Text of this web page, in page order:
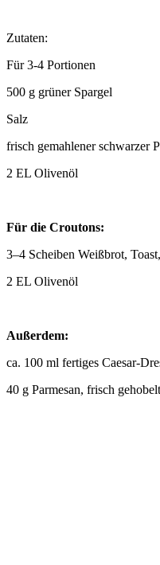
Zutaten:
Für 3-4 Portionen
500 g grüner Spargel
Salz
frisch gemahlener schwarzer
2 EL Olivenöl
Für die Croutons:
3–4 Scheiben Weißbrot,
2 EL Olivenöl
Außerdem:
ca. 100 ml fertiges Caesar-
40 g Parmesan, frisch gehobelt